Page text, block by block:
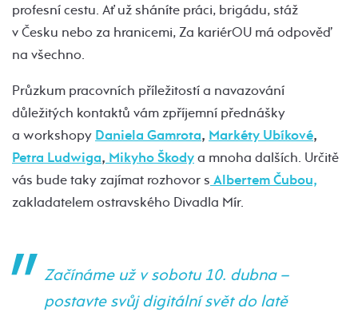
profesní cestu. Ať už sháníte práci, brigádu, stáž
v Česku nebo za hranicemi, Za kariérOU má odpověď
na všechno.
Průzkum pracovních příležitostí a navazování
důležitých kontaktů vám zpříjemní přednášky
a workshopy Daniela Gamrota, Markéty Ubíkové,
Petra Ludwiga, Mikyho Škodya mnoha dalších. Určitě
vás bude taky zajímat rozhovor s Albertem Čubou,
zakladatelem ostravského Divadla Mír.
Začínáme už v sobotu 10. dubna –
postavte svůj digitální svět do latě